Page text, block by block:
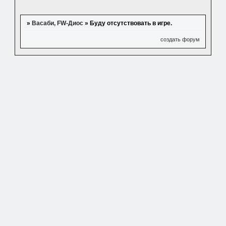
» Васаби, FW-Диос » Буду отсутствовать в игре.
создать форум